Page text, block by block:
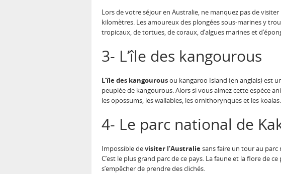
Lors de votre séjour en Australie, ne manquez pas de visiter
kilomètres. Les amoureux des plongées sous-marines y
tropicaux, de tortues, de coraux, d’algues marines et
3- L’île des kangourous
L’île des kangourousou kangaroo Island (en anglais) est
peuplée de kangourous. Alors si vous aimez cette espèce
les opossums, les wallabies, les ornithorynques et les koalas.
4- Le parc national de
Impossible devisiter l’Australiesans faire un tour au parc
C’est le plus grand parc de ce pays. La faune et la flore de
s’empêcher de prendre des clichés.